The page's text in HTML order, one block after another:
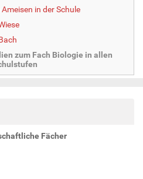
in der Schule
zum Fach Biologie in allen
Fächer